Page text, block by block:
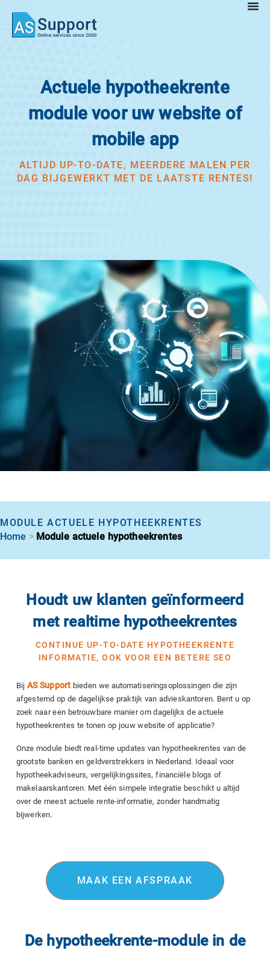
Actuele hypotheekrente
module voor uw website of
mobile app
ALTIJD UP-TO-DATE, MEERDERE MALEN PER
DAG BIJGEWERKT MET DE LAATSTE RENTES!
MODULE ACTUELE HYPOTHEEKRENTES
Home > Module actuele hypotheekrentes
Houdt uw klanten geïnformeerd
met realtime hypotheekrentes
CONTINUE UP-TO-DATE HYPOTHEEKRENTE
INFORMATIE, OOK VOOR EEN BETERE SEO
BijAS Support bieden we automatiseringsoplossingen die zijn
afgestemd op de dagelijkse praktijk van advieskantoren. Bent u op
zoek naar een betrouwbare manier om dagelijks de actuele
hypotheekrentes te tonen op jouw website of applicatie?
Onze module biedt real-time updates van hypotheekrentes van de
grootste banken en geldverstrekkers in Nederland. Ideaal voor
hypotheekadviseurs, vergelijkingssites, financiële blogs of
makelaarskantoren. Met één simpele integratie beschikt u altijd
over de meest actuele rente-informatie, zonder handmatig
bijwerken.
MAAK EEN AFSPRAAK
De hypotheekrente-module in de